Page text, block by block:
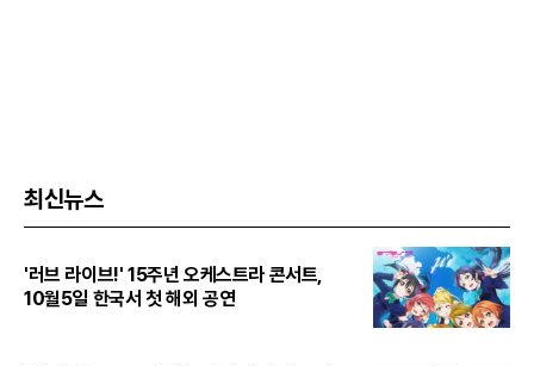
최신뉴스
'러브 라이브!' 15주년 오케스트라 콘서트,
10월5일 한국서 첫 해외 공연